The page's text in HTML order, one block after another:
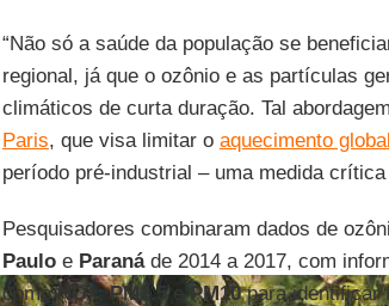
“Não só a saúde da população se
regional, já que o ozônio e as partículas
climáticos de curta duração. Tal
Paris, que visa limitar o aquecimento global
período pré-industrial – uma medida
Pesquisadores combinaram dados de
Pauloe Paranáde 2014 a 2017, com
comoNOx ,PM2.5ePM10para identificar